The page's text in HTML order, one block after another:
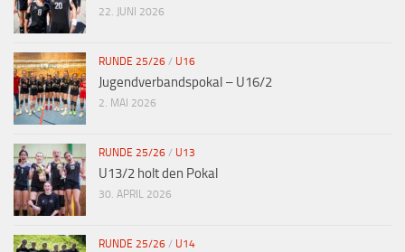
22. JUNI 2026
RUNDE 25/26 / U16
Jugendverbandspokal – U16/2
2. MAI 2026
RUNDE 25/26 / U13
U13/2 holt den Pokal
30. APRIL 2026
RUNDE 25/26 / U14